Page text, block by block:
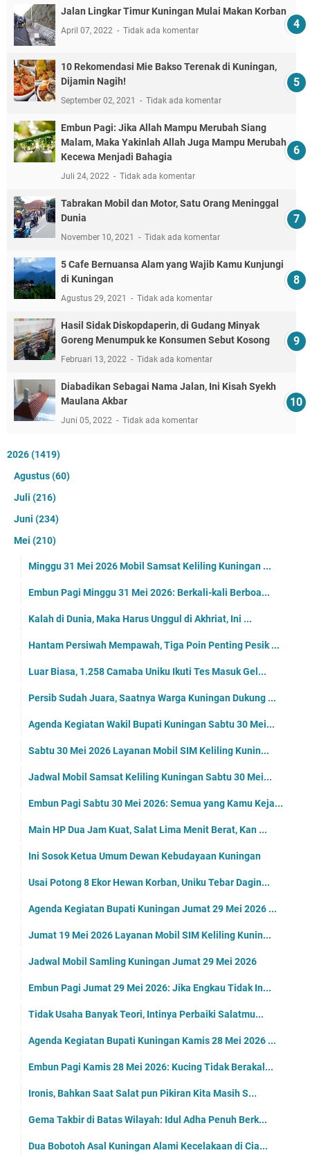
Jalan Lingkar Timur Kuningan Mulai Makan Korban
April 07, 2022 Tidak ada komentar
10 Rekomendasi Mie Bakso Terenak di Kuningan,
Dijamin Nagih!
September 02, 2021 Tidak ada komentar
Embun Pagi: Jika Allah Mampu Merubah Siang
Malam, Maka Yakinlah Allah Juga Mampu Merubah
Kecewa Menjadi Bahagia
Juli 24, 2022 Tidak ada komentar
Tabrakan Mobil dan Motor, Satu Orang Meninggal
Dunia
November 10, 2021 Tidak ada komentar
5 Cafe Bernuansa Alam yang Wajib Kamu Kunjungi
di Kuningan
Agustus 29, 2021 Tidak ada komentar
Hasil Sidak Diskopdaperin, di Gudang Minyak
Goreng Menumpuk ke Konsumen Sebut Kosong
Februari 13, 2022 Tidak ada komentar
Diabadikan Sebagai Nama Jalan, Ini Kisah Syekh
Maulana Akbar
Juni 05, 2022 Tidak ada komentar
2026(1419)
Agustus(60)
Juli (216)
Juni (234)
Mei (210)
Minggu 31 Mei 2026 Mobil Samsat Keliling Kuningan ...
Embun Pagi Minggu 31 Mei 2026: Berkali-kali Berboa...
Kalah di Dunia, Maka Harus Unggul di Akhriat, Ini ...
Hantam Persiwah Mempawah, Tiga Poin Penting Pesik ...
Luar Biasa, 1.258 Camaba Uniku Ikuti Tes Masuk Gel...
Persib Sudah Juara, Saatnya Warga Kuningan Dukung ...
Agenda Kegiatan Wakil Bupati Kuningan Sabtu 30 Mei...
Sabtu 30 Mei 2026 Layanan Mobil SIM Keliling Kunin...
Jadwal Mobil Samsat Keliling Kuningan Sabtu 30 Mei...
Embun Pagi Sabtu 30 Mei 2026: Semua yang Kamu Keja...
Main HP Dua Jam Kuat, Salat Lima Menit Berat, Kan ...
Ini Sosok Ketua Umum Dewan Kebudayaan Kuningan
Usai Potong 8 Ekor Hewan Korban, Uniku Tebar Dagin...
Agenda Kegiatan Bupati Kuningan Jumat 29 Mei 2026 ...
Jumat 19 Mei 2026 Layanan Mobil SIM Keliling Kunin...
Jadwal Mobil Samling Kuningan Jumat 29 Mei 2026
Embun Pagi Jumat 29 Mei 2026: Jika Engkau Tidak In...
Tidak Usaha Banyak Teori, Intinya Perbaiki Salatmu...
Agenda Kegiatan Bupati Kuningan Kamis 28 Mei 2026 ...
Embun Pagi Kamis 28 Mei 2026: Kucing Tidak Berakal...
Ironis, Bahkan Saat Salat pun Pikiran Kita Masih S...
Gema Takbir di Batas Wilayah: Idul Adha Penuh Berk...
Dua Bobotoh Asal Kuningan Alami Kecelakaan di Cia...